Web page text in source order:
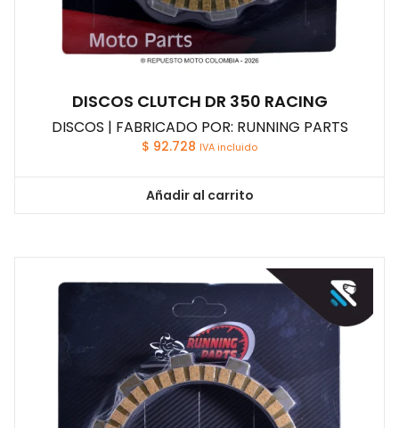
DISCOS CLUTCH DR 350 RACING
DISCOS | FABRICADO POR: RUNNING PARTS
$ 92.728 IVA incluido
Añadir al carrito